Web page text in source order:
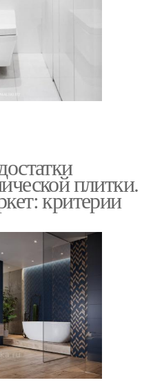
плитки.
критерии